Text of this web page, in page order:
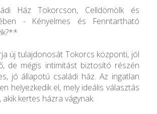
Ház Tokorcson, Celldömölk és
- Kényelmes és Fenntartható
új tulajdonosát Tokorcs központi, jól
de mégis intimitást biztosító részén
jó állapotú családi ház. Az ingatlan
helyezkedik el, mely ideális választás
kertes házra vágynak.